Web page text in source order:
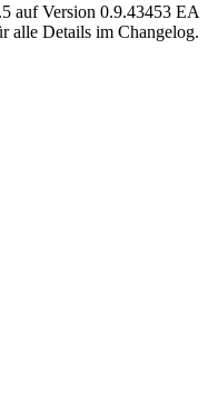
auf Version 0.9.43453 EA
alle Details im Changelog.